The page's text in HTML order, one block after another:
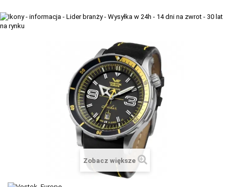
ZEGARKI DLA DZIECI GARMIN
VOSTOK EUROPE ZEGARKI
Zobacz większe